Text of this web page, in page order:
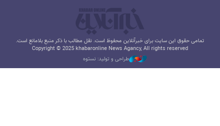
تمامی حقوق این سایت برای خبرآنلاین محفوظ است. نقل مطالب با ذکر منبع بلامانع است.
Copyright © 2025 khabaronline News Agancy, All rights reserved
طراحی و تولید: نستوه